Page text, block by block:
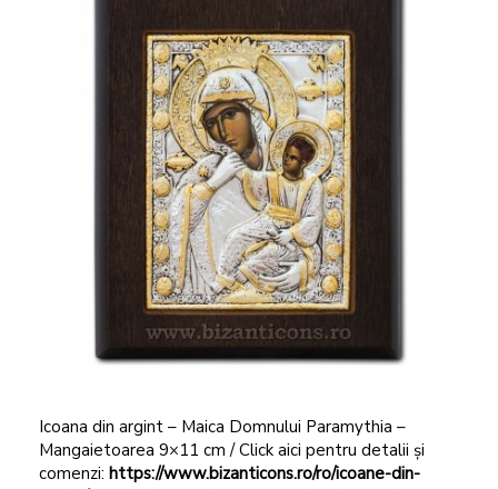
Icoana din argint – Maica Domnului Paramythia –
Mangaietoarea 9×11 cm / Click aici pentru detalii și
comenzi: https://www.bizanticons.ro/ro/icoane-din-